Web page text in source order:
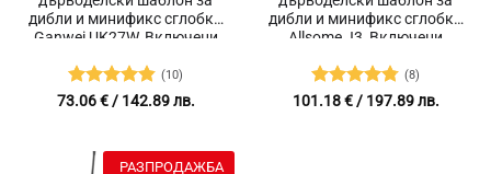
дибли и минификс сглобки
Ganwei UK27W, Включени
пробиване
Оценено с
(10)
73.06€/ 142.89 лв.
дибли и минификс сглобки
Allsome J3, Включени
алуминий
Оценено с
(8)
101.18€/ 197.89 лв.
РАЗПРОДАЖБА